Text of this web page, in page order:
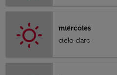
miércoles
cielo claro